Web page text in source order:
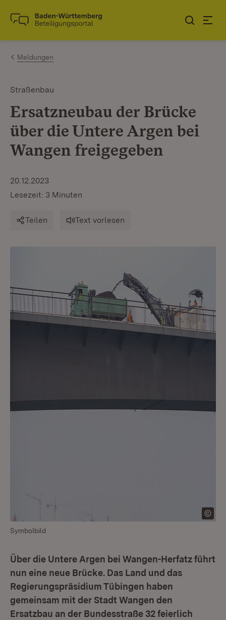
Zum Inhalt springen
Link zur Startseite
Meldungen
Straßenbau
Ersatzneubau der Brücke
über die Untere Argen bei
Wangen freigegeben
20.12.2023
Lesezeit: 3 Minuten
Teilen Text vorlesen
Symbolbild
Über die Untere Argen bei Wangen-Herfatz führt
nun eine neue Brücke. Das Land und das
Regierungspräsidium Tübingen haben
gemeinsam mit der Stadt Wangen den
Ersatzbau an der Bundesstraße 32 feierlich